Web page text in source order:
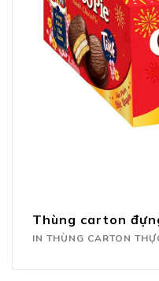
Thùng carton
IN THÙNG CARTON